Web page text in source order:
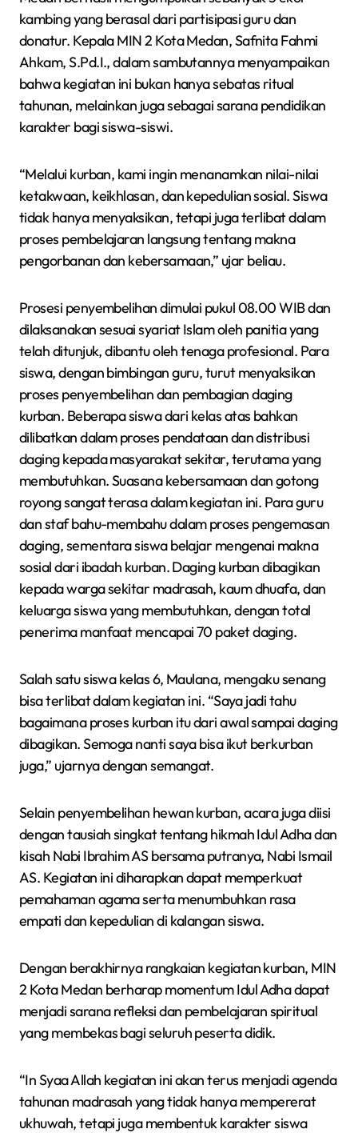
kambing yang berasal dari partisipasi guru dan
donatur. Kepala MIN 2 Kota Medan, Safnita Fahmi
Ahkam, S.Pd.I., dalam sambutannya menyampaikan
bahwa kegiatan ini bukan hanya sebatas ritual
tahunan, melainkan juga sebagai sarana pendidikan
karakter bagi siswa-siswi.
“Melalui kurban, kami ingin menanamkan nilai-nilai
ketakwaan, keikhlasan, dan kepedulian sosial. Siswa
tidak hanya menyaksikan, tetapi juga terlibat dalam
proses pembelajaran langsung tentang makna
pengorbanan dan kebersamaan,” ujar beliau.
Prosesi penyembelihan dimulai pukul 08.00 WIB dan
dilaksanakan sesuai syariat Islam oleh panitia yang
telah ditunjuk, dibantu oleh tenaga profesional. Para
siswa, dengan bimbingan guru, turut menyaksikan
proses penyembelihan dan pembagian daging
kurban. Beberapa siswa dari kelas atas bahkan
dilibatkan dalam proses pendataan dan distribusi
daging kepada masyarakat sekitar, terutama yang
membutuhkan. Suasana kebersamaan dan gotong
royong sangat terasa dalam kegiatan ini. Para guru
dan staf bahu-membahu dalam proses pengemasan
daging, sementara siswa belajar mengenai makna
sosial dari ibadah kurban. Daging kurban dibagikan
kepada warga sekitar madrasah, kaum dhuafa, dan
keluarga siswa yang membutuhkan, dengan total
penerima manfaat mencapai 70 paket daging.
Salah satu siswa kelas 6, Maulana, mengaku senang
bisa terlibat dalam kegiatan ini. “Saya jadi tahu
bagaimana proses kurban itu dari awal sampai daging
dibagikan. Semoga nanti saya bisa ikut berkurban
juga,” ujarnya dengan semangat.
Selain penyembelihan hewan kurban, acara juga diisi
dengan tausiah singkat tentang hikmah Idul Adha dan
kisah Nabi Ibrahim AS bersama putranya, Nabi Ismail
AS. Kegiatan ini diharapkan dapat memperkuat
pemahaman agama serta menumbuhkan rasa
empati dan kepedulian di kalangan siswa.
Dengan berakhirnya rangkaian kegiatan kurban, MIN
2 Kota Medan berharap momentum Idul Adha dapat
menjadi sarana refleksi dan pembelajaran spiritual
yang membekas bagi seluruh peserta didik.
“In Syaa Allah kegiatan ini akan terus menjadi agenda
tahunan madrasah yang tidak hanya mempererat
ukhuwah, tetapi juga membentuk karakter siswa